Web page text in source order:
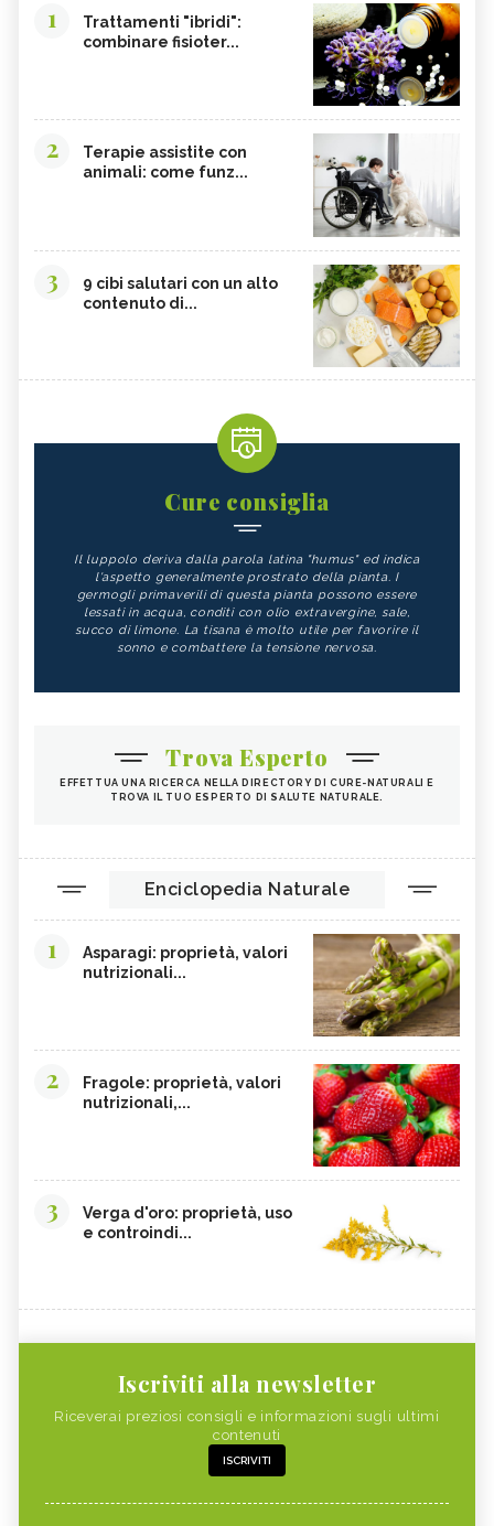
1
Trattamenti "ibridi":
combinare fisioter...
2
Terapie assistite con
animali: come funz...
3
9 cibi salutari con un alto
contenuto di...
Cure consiglia
Il luppolo deriva dalla parola latina "humus" ed indica
l'aspetto generalmente prostrato della pianta. I
germogli primaverili di questa pianta possono essere
lessati in acqua, conditi con olio extravergine, sale,
succo di limone. La tisana è molto utile per favorire il
sonno e combattere la tensione nervosa.
Trova Esperto
EFFETTUA UNA RICERCA NELLA DIRECTORY DI CURE-NATURALI E
TROVA IL TUO ESPERTO DI SALUTE NATURALE.
Enciclopedia Naturale
1
Asparagi: proprietà, valori
nutrizionali...
2
Fragole: proprietà, valori
nutrizionali,...
3
Verga d'oro: proprietà, uso
e controindi...
Iscriviti alla newsletter
Riceverai preziosi consigli e informazioni sugli ultimi
contenuti
ISCRIVITI